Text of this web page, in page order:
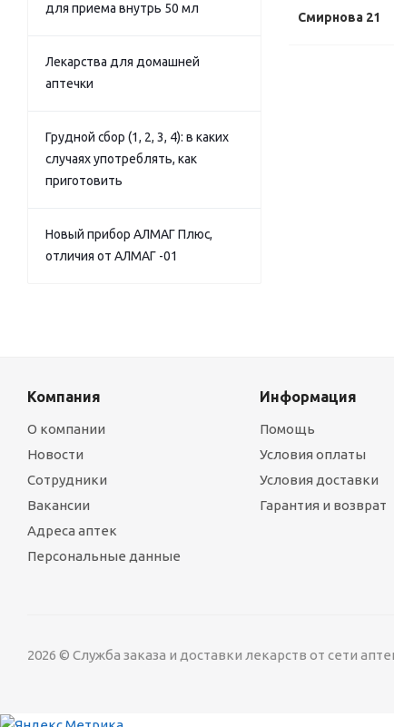
Смирнова 21
для приема внутрь 50 мл
Лекарства для домашней
аптечки
Грудной сбор (1, 2, 3, 4): в каких
случаях употреблять, как
приготовить
Новый прибор АЛМАГ Плюс,
отличия от АЛМАГ -01
Компания
О компании
Новости
Сотрудники
Вакансии
Адреса аптек
Персональные данные
Информация
Помощь
Условия оплаты
Условия доставки
Гарантия и возврат
2026 © Служба заказа и доставки лекарств от сети